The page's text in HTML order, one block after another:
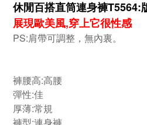
休閒百搭直筒連身褲T5564:
展現歐美風,穿上它很性感
PS:肩帶可調整，無內裏。
褲腰高:高腰
彈性:佳
厚薄:常規